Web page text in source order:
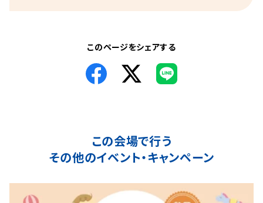
このページをシェアする
この会場で行う
その他のイベント・キャンペーン